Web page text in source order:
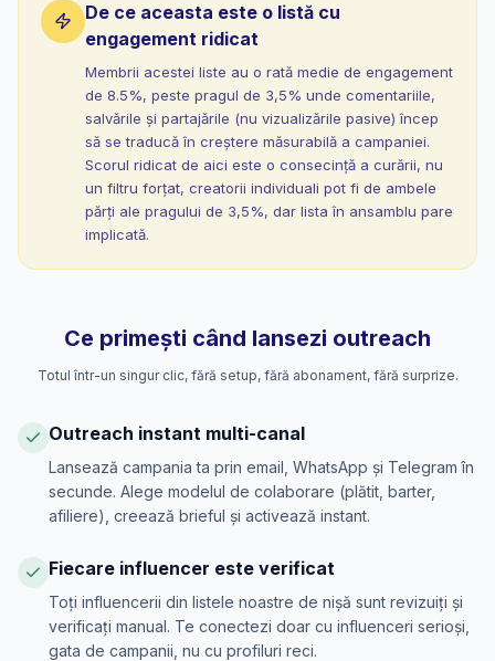
De ce aceasta este o listă cu
engagement ridicat
Membrii acestei liste au o rată medie de engagement
de 8.5%, peste pragul de 3,5% unde comentariile,
salvările și partajările (nu vizualizările pasive) încep
să se traducă în creștere măsurabilă a campaniei.
Scorul ridicat de aici este o consecință a curării, nu
un filtru forțat, creatorii individuali pot fi de ambele
părți ale pragului de 3,5%, dar lista în ansamblu pare
implicată.
Ce primești când lansezi outreach
Totul într-un singur clic, fără setup, fără abonament, fără surprize.
Outreach instant multi-canal
Lansează campania ta prin email, WhatsApp și Telegram în
secunde. Alege modelul de colaborare (plătit, barter,
afiliere), creează brieful și activează instant.
Fiecare influencer este verificat
Toți influencerii din listele noastre de nișă sunt revizuiți și
verificați manual. Te conectezi doar cu influenceri serioși,
gata de campanii, nu cu profiluri reci.